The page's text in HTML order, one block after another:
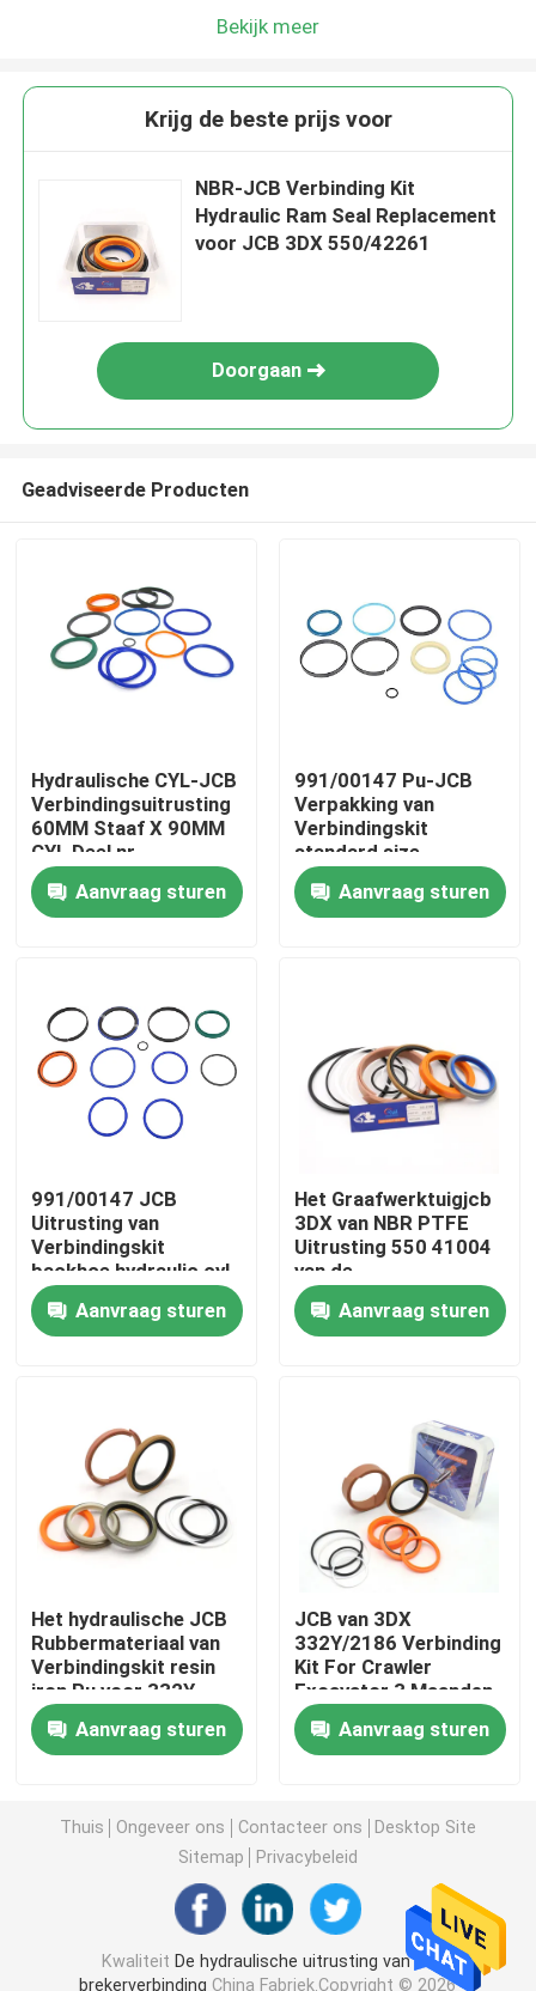
Producten
Video's
Fabrieksreis
Kwaliteitscontrole
Contacteer ons
Nieuws
De hydraulische uitrusting van de brekerverbinding
Graafwerktuig Seal Kit
De Verbindingsuitrusting van KOMATSU
Hydraulisch Rod Seal
Hydraulische Olieverbinding
Hydraulische Stofverbinding
Hydraulische Zuigerverbinding
Bekijk meer
Krijg de beste prijs voor
NBR-JCB Verbinding Kit
Hydraulic Ram Seal Replacement
voor JCB 3DX 550/42261
Doorgaan
Geadviseerde Producten
Hydraulische CYL-JCB
Verbindingsuitrusting
60MM Staaf X 90MM
CYL Deel nr
991/00147 voor
BackhoeAanvraag sturen
991/00147 Pu-JCB
Verpakking van
Verbindingskit
standard size
standard export
Aanvraag sturen
991/00147 JCB
Uitrusting van
Verbindingskit
backhoe hydraulic cyl
seal
Aanvraag sturen
Het Graafwerktuigjcb
3DX van NBR PTFE
Uitrusting 550 41004
van de
Stabilisatorverbinding
Aanvraag sturen
Het hydraulische JCB
Rubbermateriaal van
Verbindingskit resin
iron Pu voor 332Y-
5599
Aanvraag sturen
JCB van 3DX
332Y/2186 Verbinding
Kit For Crawler
Excavator 3 Maanden
Garantie
Aanvraag sturen
Thuis Ongeveer ons Contacteer ons
Desktop Site
Sitemap
Privacybeleid
Kwaliteit De hydraulische uitrusting van de
brekerverbinding China Fabriek.Copyright © 2026